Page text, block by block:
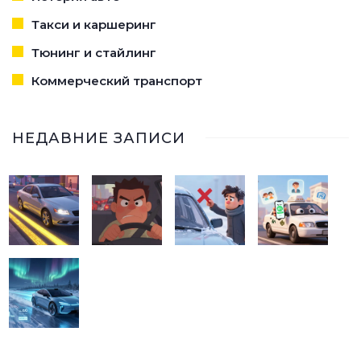
Такси и каршеринг
Тюнинг и стайлинг
Коммерческий транспорт
НЕДАВНИЕ ЗАПИСИ